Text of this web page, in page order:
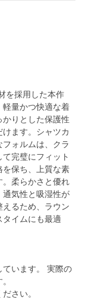
を採用した本作
軽量かつ快適な着
りとした保護性
ます。シャツカ
ォルムは、クラ
完璧にフィット
保ち、上質な素
柔らかさと優れ
通気性と吸湿性が
るため、ラウン
タイムにも最適
ています。 実際の
さい。